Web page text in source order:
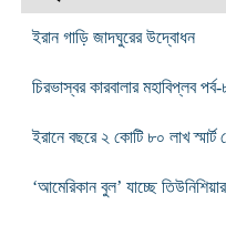
ইরান গাড়ি জাদঘুরের উদ্বোধন
চিরভাস্বর কারবালার মহাবিপ্লব
ইরানে বছরে ২ কোটি ৮০ লাখ স্মার্ট
‘আমেরিকান বুল’ যাচ্ছে